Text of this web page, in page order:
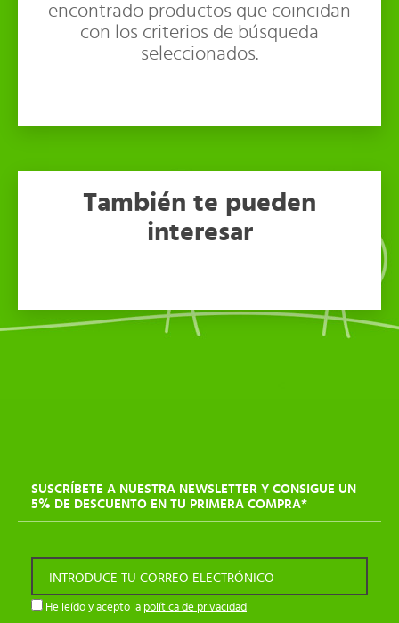
encontrado productos que coincidan
con los criterios de búsqueda
seleccionados.
También te pueden
interesar
SUSCRÍBETE A NUESTRA NEWSLETTER Y CONSIGUE UN
5% DE DESCUENTO EN TU PRIMERA COMPRA*
INTRODUCE TU CORREO ELECTRÓNICO
He leído y acepto la política de privacidad